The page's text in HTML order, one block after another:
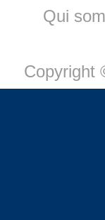
Qui
Copyright